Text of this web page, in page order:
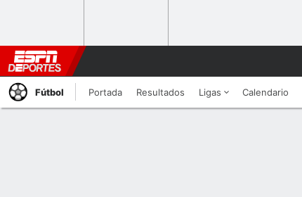
Fútbol Portada Resultados Ligas Calendario